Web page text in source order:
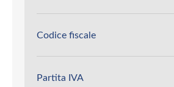
Codice fiscale
Partita IVA